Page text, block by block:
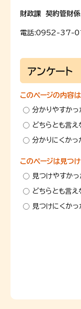
財政課 契約管財係
電話:0952-37-
アンケート
このページの内容
分かりやすかっ
どちらとも言え
分かりにくかっ
このページは見つ
見つけやすかっ
どちらとも言え
見つけにくかっ